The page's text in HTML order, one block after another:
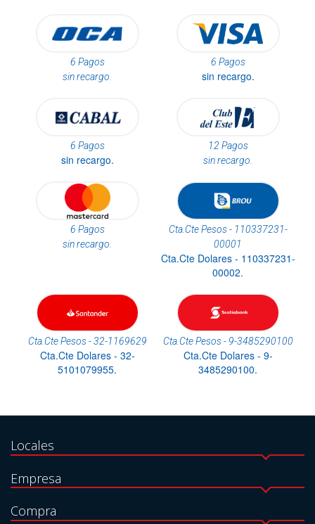
6 Pagos
sin recargo.
6 Pagos
sin recargo.
6 Pagos
sin recargo.
12 Pagos
sin recargo.
6 Pagos
sin recargo.
Cta.Cte Pesos - 110337231-
00001
Cta.Cte Dolares - 110337231-
00002.
Cta.Cte Pesos - 32-1169629
Cta.Cte Dolares - 32-
5101079955.
Cta.Cte Pesos - 9-3485290100
Cta.Cte Dolares - 9-
3485290100.
Locales
Empresa
Compra